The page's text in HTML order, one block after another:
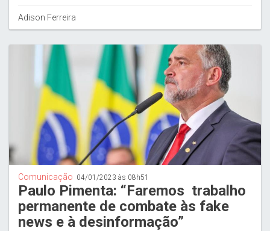
Adison Ferreira
Comunicação 04/01/2023 às 08h51
Paulo Pimenta: “Faremos trabalho
permanente de combate às fake
news e à desinformação”